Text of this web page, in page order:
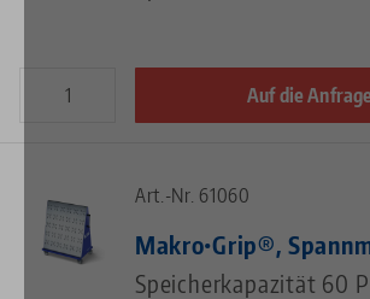
Auf die
Art.-Nr. 61060
Makro•Grip®,
Speicherkapazität 60